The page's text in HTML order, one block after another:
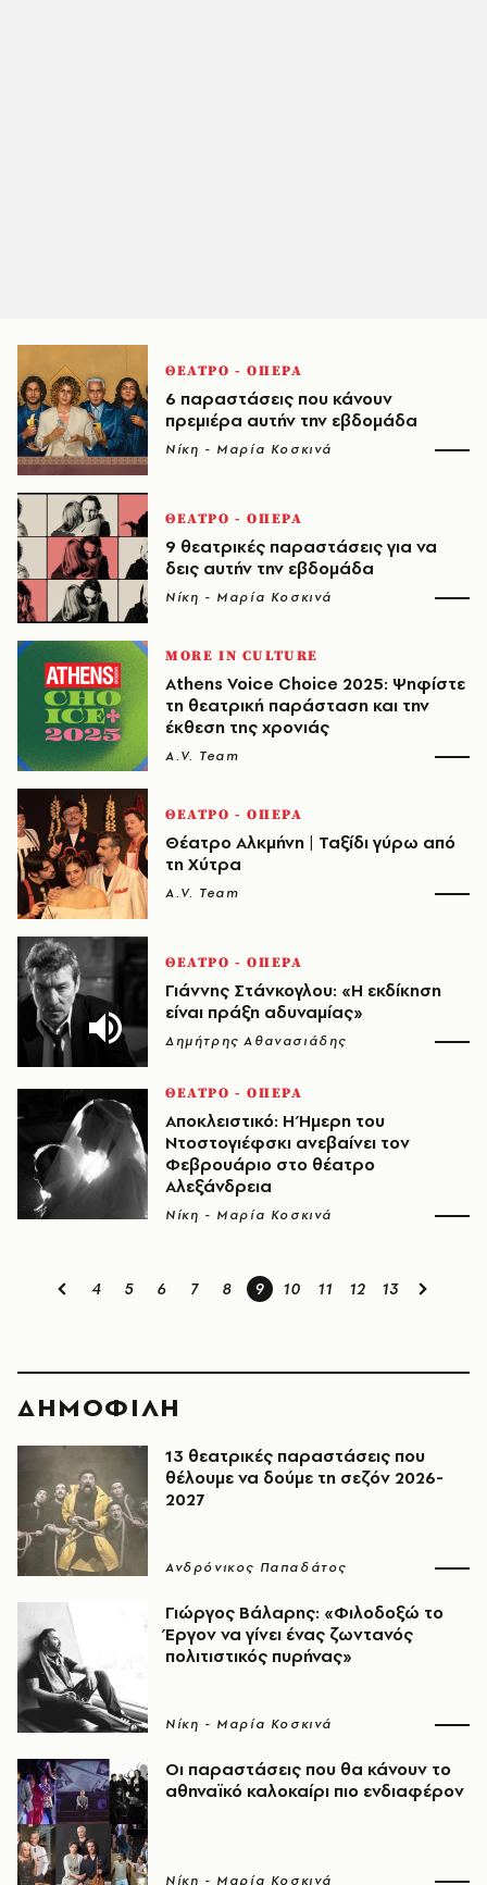
ΘΕΑΤΡΟ - ΟΠΕΡΑ
6 παραστάσεις που κάνουν
πρεμιέρα αυτήν την εβδομάδα
Νίκη - Μαρία Κοσκινά
ΘΕΑΤΡΟ - ΟΠΕΡΑ
9 θεατρικές παραστάσεις για να
δεις αυτήν την εβδομάδα
Νίκη - Μαρία Κοσκινά
MORE IN CULTURE
Athens Voice Choice 2025: Ψηφίστε
τη θεατρική παράσταση και την
έκθεση της χρονιάς
A.V. Team
ΘΕΑΤΡΟ - ΟΠΕΡΑ
Θέατρο Αλκμήνη | Ταξίδι γύρω από
τη Χύτρα
A.V. Team
ΘΕΑΤΡΟ - ΟΠΕΡΑ
Γιάννης Στάνκογλου: «Η εκδίκηση
είναι πράξη αδυναμίας»
Δημήτρης Αθανασιάδης
ΘΕΑΤΡΟ - ΟΠΕΡΑ
Αποκλειστικό: Η Ήμερη του
Ντοστογιέφσκι ανεβαίνει τον
Φεβρουάριο στο θέατρο
Αλεξάνδρεια
Νίκη - Μαρία Κοσκινά
4 5 6 7 8 9 10 11 12 13
ΔΗΜΟΦΙΛΗ
13 θεατρικές παραστάσεις που
θέλουμε να δούμε τη σεζόν 2026-
2027
Ανδρόνικος Παπαδάτος
Γιώργος Βάλαρης: «Φιλοδοξώ το
Έργον να γίνει ένας ζωντανός
πολιτιστικός πυρήνας»
Νίκη - Μαρία Κοσκινά
Οι παραστάσεις που θα κάνουν το
αθηναϊκό καλοκαίρι πιο ενδιαφέρον
Νίκη - Μαρία Κοσκινά